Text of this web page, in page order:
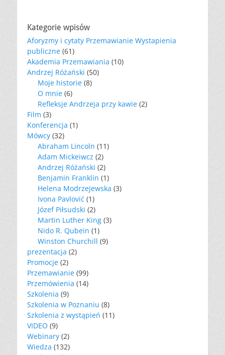
Kategorie wpisów
Aforyzmy i cytaty Przemawianie Wystapienia
publiczne (61)
Akademia Przemawiania (10)
Andrzej Różański (50)
Moje historie (8)
O mnie (6)
Refleksje Andrzeja przy kawie (2)
Film (3)
Konferencja (1)
Mówcy (32)
Abraham Lincoln (11)
Adam Mickeiwcz (2)
Andrzej Różański (2)
Benjamin Franklin (1)
Helena Modrzejewska (3)
Ivona Pavlović (1)
Józef Piłsudski (2)
Martin Luther King (3)
Nido R. Qubein (1)
Winston Churchill (9)
prezentacja (2)
Promocje (2)
Przemawianie (99)
Przemówienia (14)
Szkolenia (9)
Szkolenia w Poznaniu (8)
Szkolenia z wystąpień (11)
VIDEO (9)
Webinary (2)
Wiedza (132)